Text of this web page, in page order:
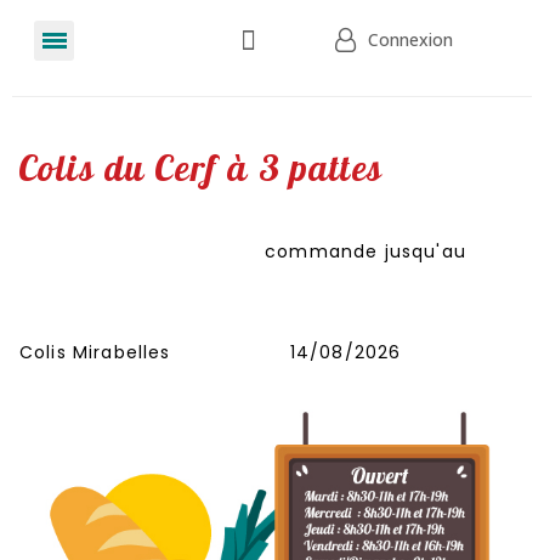
Connexion
Colis du Cerf à 3 pattes
commande jusqu'au
Colis Mirabelles 14/08/2026